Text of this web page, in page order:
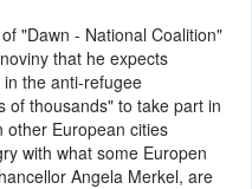
"Dawn - National Coalition"
that he expects
the anti-refugee
of thousands" to take part in
other European cities
with what some Europen
Angela Merkel, are